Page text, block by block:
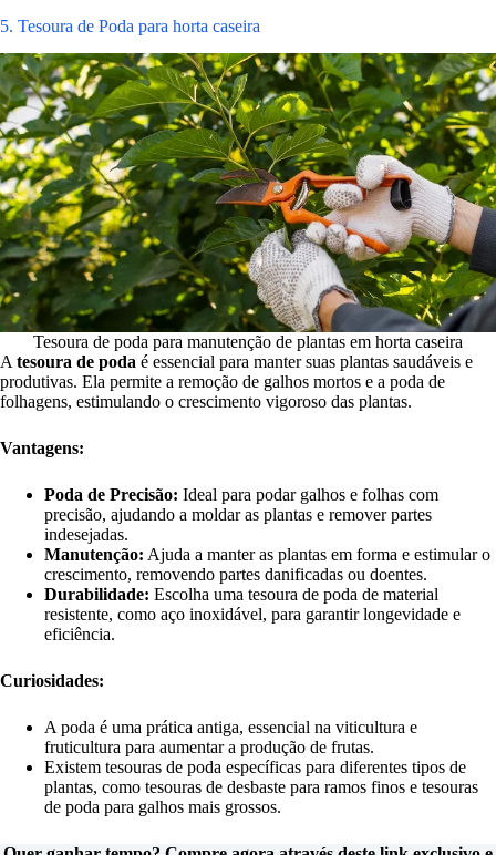
5. Tesoura de Poda para horta caseira
Tesoura de poda para manutenção de plantas em horta caseira
A tesoura de poda é essencial para manter suas plantas saudáveis e
produtivas. Ela permite a remoção de galhos mortos e a poda de
folhagens, estimulando o crescimento vigoroso das plantas.
Vantagens:
Poda de Precisão: Ideal para podar galhos e folhas com
precisão, ajudando a moldar as plantas e remover partes
indesejadas.
Manutenção: Ajuda a manter as plantas em forma e estimular o
crescimento, removendo partes danificadas ou doentes.
Durabilidade: Escolha uma tesoura de poda de material
resistente, como aço inoxidável, para garantir longevidade e
eficiência.
Curiosidades:
A poda é uma prática antiga, essencial na viticultura e
fruticultura para aumentar a produção de frutas.
Existem tesouras de poda específicas para diferentes tipos de
plantas, como tesouras de desbaste para ramos finos e tesouras
de poda para galhos mais grossos.